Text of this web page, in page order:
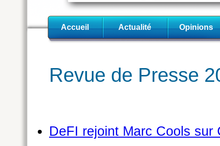
Accueil Actualité Opinions
Revue de Presse
DeFI rejoint Marc Cools sur